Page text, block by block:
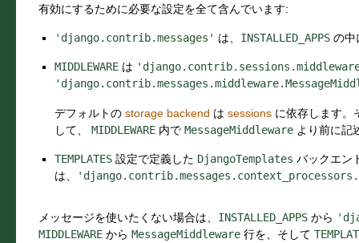
有効にするために必要な設定を全て含んでいます:
'django.contrib.messages' は、 INSTALLED_APPS の中
MIDDLEWARE は
デフォルトの storage backend は sessions に依存します。
して、 MIDDLEWARE 内で MessageMiddleware より前に記
TEMPLATES 設定で定義した DjangoTemplates バックエン
は、
メッセージを使いたくない場合は、 INSTALLED_APPS から
MIDDLEWARE から MessageMiddleware 行を、そして